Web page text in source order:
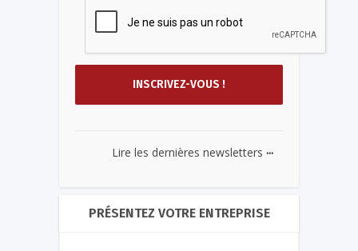
Lire les dernières newsletters ...
PRÉSENTEZ VOTRE ENTREPRISE